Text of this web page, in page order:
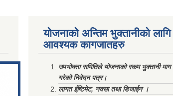
योजनाको अन्तिम भुक्तानीको लागि
आवश्यक कागजातहरु
उपभोक्ता समितिले योजनाको रकम भुक्तानी माग
गरेको निवेदन पत्र।
लागत ईष्टिमेट, नक्सा तथा डिजाईन ।